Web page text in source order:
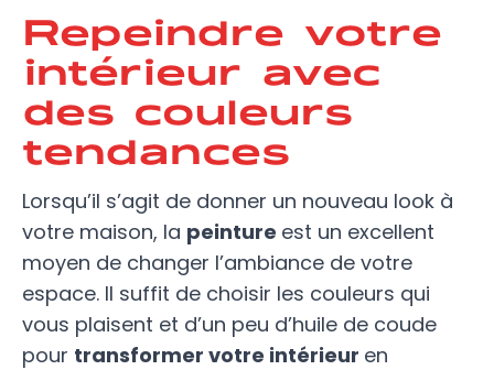
Repeindre votre
intérieur avec
des couleurs
tendances
Lorsqu’il s’agit de donner un nouveau look à
votre maison, la peinture est un excellent
moyen de changer l’ambiance de votre
espace. Il suffit de choisir les couleurs qui
vous plaisent et d’un peu d’huile de coude
pour transformer votre intérieur en